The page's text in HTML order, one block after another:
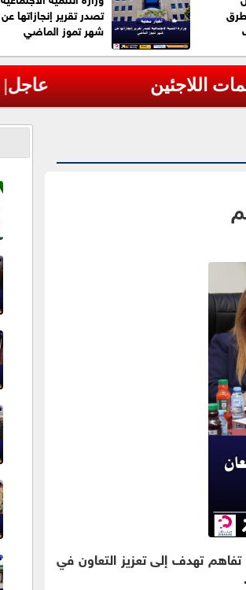
تصدر تقرير إنجازاتها عن
شهر تموز الماضي
تهدف إلى تعزيز التعاون في